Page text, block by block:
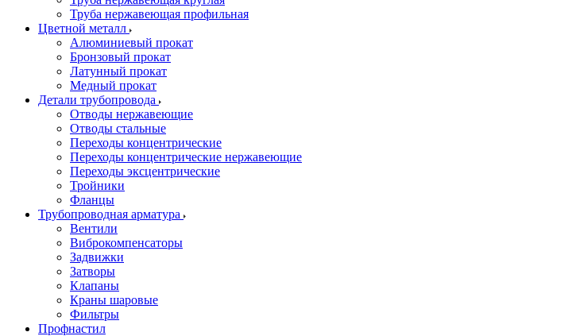
Труба нержавеющая профильная
Цветной металл
Алюминиевый прокат
Бронзовый прокат
Латунный прокат
Медный прокат
Детали трубопровода
Отводы нержавеющие
Отводы стальные
Переходы концентрические
Переходы концентрические нержавеющие
Переходы эксцентрические
Тройники
Фланцы
Трубопроводная арматура
Вентили
Виброкомпенсаторы
Задвижки
Затворы
Клапаны
Краны шаровые
Фильтры
Профнастил